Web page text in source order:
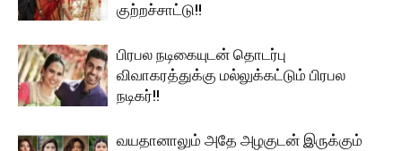
குற்றச்சாட்டு!!
பிரபல நடிகையுடன் தொடர்பு
விவாகரத்துக்கு மல்லுக்கட்டும் பிரபல
நடிகர்!!
வயதானாலும் அதே அழகுடன் இருக்கும்